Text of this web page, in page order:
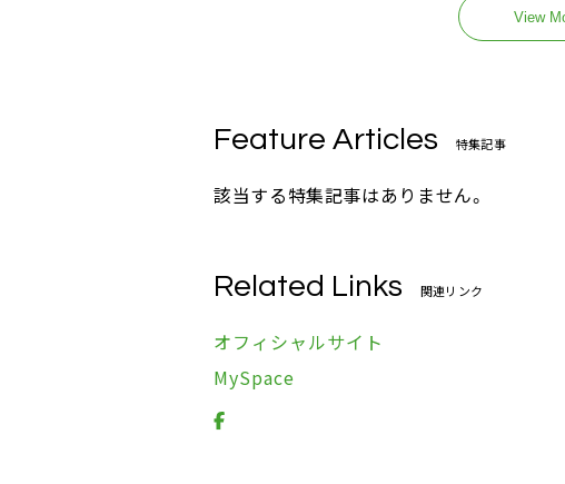
View
Feature Articles 特集記事
該当する特集記事はありません。
Related Links 関連リンク
オフィシャルサイト
MySpace